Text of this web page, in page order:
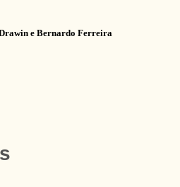
e Bernardo Ferreira